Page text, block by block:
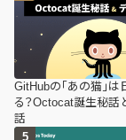
GitHubの「あの猫」
る？Octocat誕生秘話
話